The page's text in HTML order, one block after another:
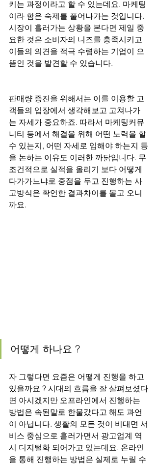
키는 과정이라고 할 수 있는데요. 마케팅
이라 함은 숙제를 풀어나가는 것입니다.
시장이 흘러가는 상황을 본다면 제일 중
요한 것은 소비자의 니즈를 충족시키고
이들의 의견을 적극 수렴하는 기업이 으
뜸인 것을 발견할 수 있습니다.
판매량 증진을 위해서는 이를 이용할 고
객들의 입장에서 생각해보고 고쳐나가
는 자세가 중요하죠. 따라서 마케팅커뮤
니티 등에서 해결을 위해 어떤 노력을 할
수 있는지, 어떤 자세로 임해야 하는지 등
을 논하는 이유도 이러한 까닭입니다. 무
조건적으로 실적을 올리기 보다 어떻게
다가가느냐로 중점을 두고 진행하는 사
고방식은 확연한 결과차이를 몰고 오니
까요.
어떻게 하나요 ?
자 그렇다면 요즘은 어떻게 진행을 하고
있을까요 ? 시대의 흐름을 잘 살펴보셨다
면 아시겠지만 오프라인에서 진행하는
방법은 속된말로 한물갔다고 해도 과언
이 아닙니다. 생활의 모든 것이 비대면 서
비스 중심으로 흘러가면서 광고업계 역
시 디지털화 되어가고 있는데요. 온라인
을 통해 진행하는 방법은 실제로 누릴 수